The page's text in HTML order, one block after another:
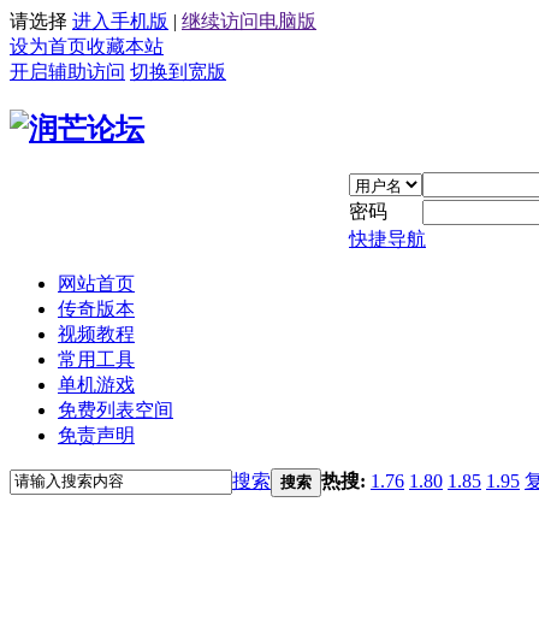
请选择 进入手机版 | 继续访问电脑版
设为首页收藏本站
开启辅助访问 切换到宽版
密码
快捷导航
网站首页
传奇版本
视频教程
常用工具
单机游戏
免费列表空间
免责声明
搜索 搜索 热搜: 1.76 1.80 1.85 1.95